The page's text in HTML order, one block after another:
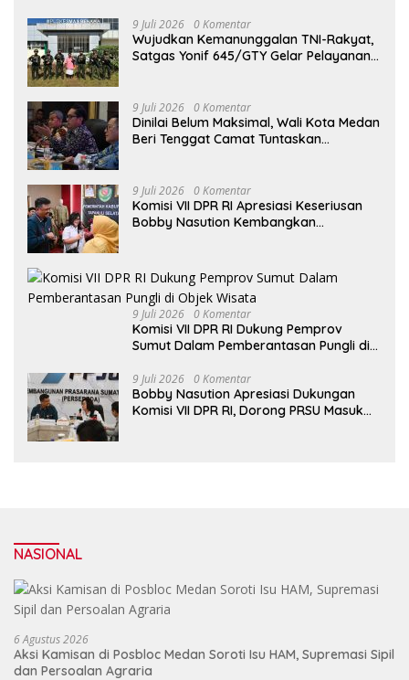
9 Juli 2026 0 Komentar
Wujudkan Kemanunggalan TNI-Rakyat,
Satgas Yonif 645/GTY Gelar Pelayanan
9 Juli 2026 0 Komentar
Dinilai Belum Maksimal, Wali Kota Medan
Beri Tenggat Camat Tuntaskan
9 Juli 2026 0 Komentar
Komisi VII DPR RI Apresiasi Keseriusan
Bobby Nasution Kembangkan
9 Juli 2026 0 Komentar
Komisi VII DPR RI Dukung Pemprov
Sumut Dalam Pemberantasan Pungli di
9 Juli 2026 0 Komentar
Bobby Nasution Apresiasi Dukungan
Komisi VII DPR RI, Dorong PRSU Masuk
NASIONAL
6 Agustus 2026
Aksi Kamisan di Posbloc Medan Soroti Isu HAM, Supremasi Sipil
dan Persoalan Agraria